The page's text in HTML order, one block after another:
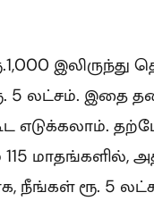
5 லட்சம். இதை
மாதங்களில்,
நீங்கள் ரூ. 5